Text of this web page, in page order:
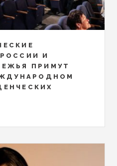
И
ПРИМУТ